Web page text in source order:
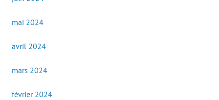
mai 2024
avril 2024
mars 2024
février 2024